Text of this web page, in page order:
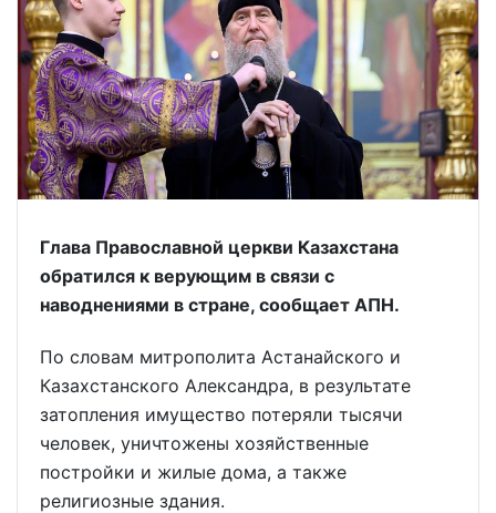
Глава Православной церкви Казахстана
обратился к верующим в связи с
наводнениями в стране, сообщает АПН.
По словам митрополита Астанайского и
Казахстанского Александра, в результате
затопления имущество потеряли тысячи
человек, уничтожены хозяйственные
постройки и жилые дома, а также
религиозные здания.